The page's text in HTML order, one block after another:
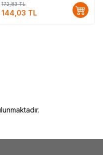
172,83TL
144,03 TL